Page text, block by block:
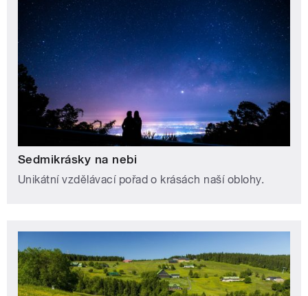
Sedmikrásky na nebi
Unikátní vzdělávací pořad o krásách naší oblohy.